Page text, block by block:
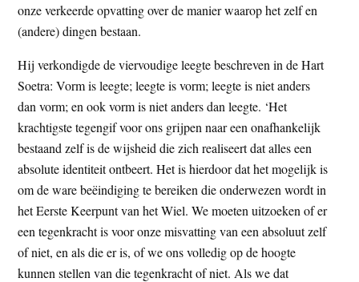
onze verkeerde opvatting over de manier waarop het zelf en
(andere) dingen bestaan.
Hij verkondigde de viervoudige leegte beschreven in de Hart
Soetra: Vorm is leegte; leegte is vorm; leegte is niet anders
dan vorm; en ook vorm is niet anders dan leegte. ‘Het
krachtigste tegengif voor ons grijpen naar een onafhankelijk
bestaand zelf is de wijsheid die zich realiseert dat alles een
absolute identiteit ontbeert. Het is hierdoor dat het mogelijk is
om de ware beëindiging te bereiken die onderwezen wordt in
het Eerste Keerpunt van het Wiel. We moeten uitzoeken of er
een tegenkracht is voor onze misvatting van een absoluut zelf
of niet, en als die er is, of we ons volledig op de hoogte
kunnen stellen van die tegenkracht of niet. Als we dat